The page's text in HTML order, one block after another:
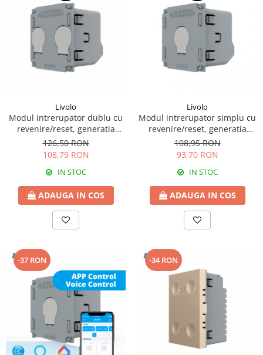
Livolo
Modul intrerupator dublu cu
revenire/reset, generatia
noua
126,50 RON
108,79 RON
IN STOC
ADAUGA IN COS
Livolo
Modul intrerupator simplu cu
revenire/reset, generatia
noua
108,95 RON
93,70 RON
IN STOC
ADAUGA IN COS
-37 RON -34 RON